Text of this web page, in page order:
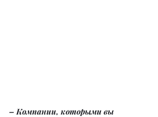
– Компании, которыми вы